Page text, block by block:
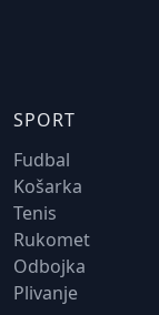
SPORT
Fudbal
Košarka
Tenis
Rukomet
Odbojka
Plivanje